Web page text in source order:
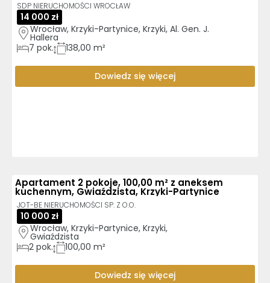
SDP NIERUCHOMOŚCI WROCŁAW
14 000 zł
Wrocław, Krzyki-Partynice, Krzyki, Al. Gen. J.
Hallera
7 pok. 138,00 m²
Dowiedz się więcej
Apartament 2 pokoje, 100,00 m² z aneksem
kuchennym, Gwiaździsta, Krzyki-Partynice
JOT-BE NIERUCHOMOŚCI SP. Z O.O.
10 000 zł
Wrocław, Krzyki-Partynice, Krzyki,
Gwiaździsta
2 pok. 100,00 m²
Dowiedz się więcej